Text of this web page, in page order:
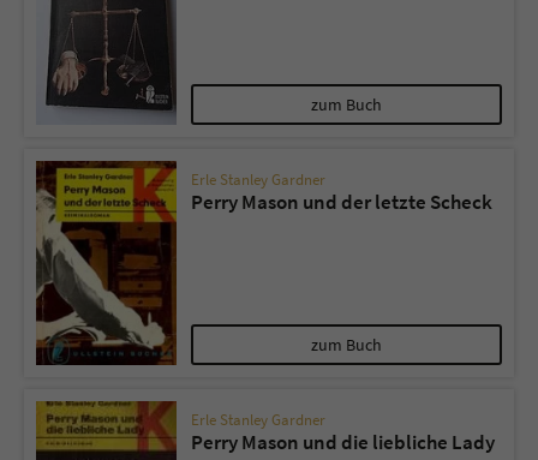
zum Buch
Erle Stanley Gardner
Perry Mason und der letzte Scheck
zum Buch
Erle Stanley Gardner
Perry Mason und die liebliche Lady